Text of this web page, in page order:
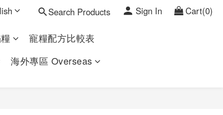
Search Products Sign In Cart(0)
寵糧配方比較表
海外專區 Overseas